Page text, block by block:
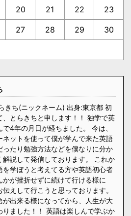
20 21 22 23
27 28 29 30
きち(ニックネーム) 出身:東京都 初
、とらきちと申します！！ 独学で英
で4年の月日が経ちました。 今は、
ネットを使って僕が学んで来た英語
ったり勉強方法などを僕なりに分か
解説して発信しております。 これか
を学ぼうと考えてる方や英語初心者
かが挫折せずに続けて行ける様に
伝えして行こうと思っております。
が出来る様になってから、人生が大
りました！！ 英語は楽しんで学ぶか